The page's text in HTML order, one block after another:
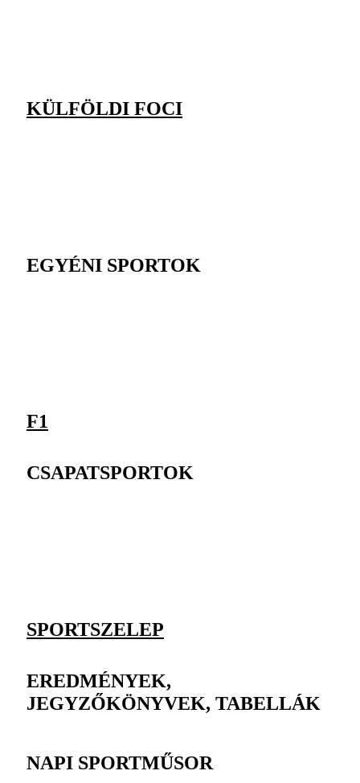
KÜLFÖLDI FOCI
EGYÉNI SPORTOK
F1
CSAPATSPORTOK
SPORTSZELEP
EREDMÉNYEK,
JEGYZŐKÖNYVEK, TABELLÁK
NAPI SPORTMŰSOR